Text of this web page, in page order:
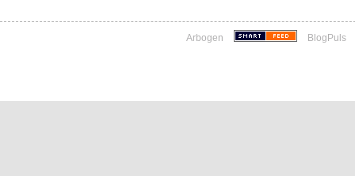
Arbogen BlogPuls